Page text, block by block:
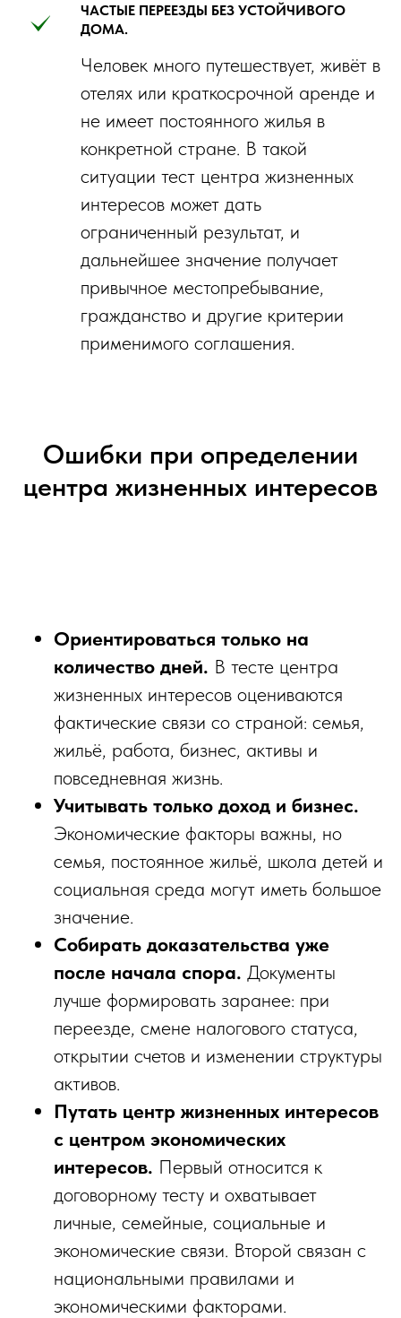
ЧАСТЫЕ ПЕРЕЕЗДЫ БЕЗ УСТОЙЧИВОГО
ДОМА.
Человек много путешествует, живёт в
отелях или краткосрочной аренде и
не имеет постоянного жилья в
конкретной стране. В такой
ситуации тест центра жизненных
интересов может дать
ограниченный результат, и
дальнейшее значение получает
привычное местопребывание,
гражданство и другие критерии
применимого соглашения.
Ошибки при определении
центра жизненных интересов
Ориентироваться только на
количество дней. В тесте центра
жизненных интересов оцениваются
фактические связи со страной: семья,
жильё, работа, бизнес, активы и
повседневная жизнь.
Учитывать только доход и бизнес.
Экономические факторы важны, но
семья, постоянное жильё, школа детей и
социальная среда могут иметь большое
значение.
Собирать доказательства уже
после начала спора. Документы
лучше формировать заранее: при
переезде, смене налогового статуса,
открытии счетов и изменении структуры
активов.
Путать центр жизненных интересов
с центром экономических
интересов. Первый относится к
договорному тесту и охватывает
личные, семейные, социальные и
экономические связи. Второй связан с
национальными правилами и
экономическими факторами.